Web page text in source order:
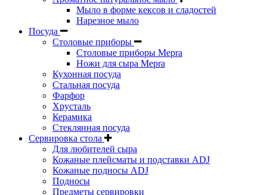
Мыло в форме кексов и сладостей
Нарезное мыло
Посуда
Столовые приборы
Столовые приборы Mepra
Ножи для сыра Mepra
Кухонная посуда
Стальная посуда
Фарфор
Хрусталь
Керамика
Стеклянная посуда
Сервировка стола
Для любителей сыра
Кожаные плейсматы и подставки ADJ
Кожаные подносы ADJ
Подносы
Предметы сервировки